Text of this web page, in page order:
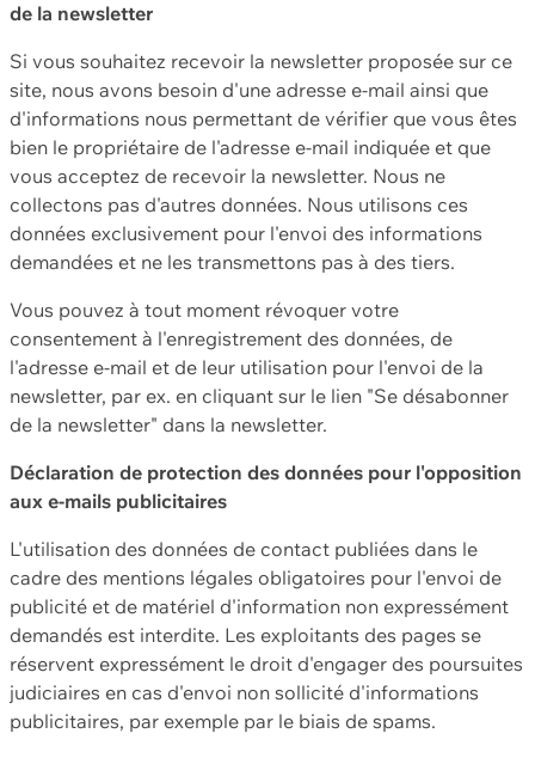
de la newsletter
Si vous souhaitez recevoir la newsletter proposée sur ce
site, nous avons besoin d'une adresse e-mail ainsi que
d'informations nous permettant de vérifier que vous êtes
bien le propriétaire de l'adresse e-mail indiquée et que
vous acceptez de recevoir la newsletter. Nous ne
collectons pas d'autres données. Nous utilisons ces
données exclusivement pour l'envoi des informations
demandées et ne les transmettons pas à des tiers.
Vous pouvez à tout moment révoquer votre
consentement à l'enregistrement des données, de
l'adresse e-mail et de leur utilisation pour l'envoi de la
newsletter, par ex. en cliquant sur le lien "Se désabonner
de la newsletter" dans la newsletter.
Déclaration de protection des données pour l'opposition
aux e-mails publicitaires
L'utilisation des données de contact publiées dans le
cadre des mentions légales obligatoires pour l'envoi de
publicité et de matériel d'information non expressément
demandés est interdite. Les exploitants des pages se
réservent expressément le droit d'engager des poursuites
judiciaires en cas d'envoi non sollicité d'informations
publicitaires, par exemple par le biais de spams.